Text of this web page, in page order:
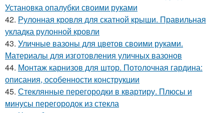
Установка опалубки своими руками
42. Рулонная кровля для скатной крыши. Правильная
укладка рулонной кровли
43. Уличные вазоны для цветов своими руками.
Материалы для изготовления уличных вазонов
44. Монтаж карнизов для штор. Потолочная гардина:
описания, особенности конструкции
45. Стеклянные перегородки в квартиру. Плюсы и
минусы перегородок из стекла